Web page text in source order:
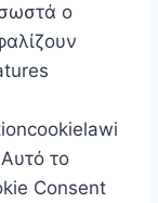
σωστά ο
το
Consent